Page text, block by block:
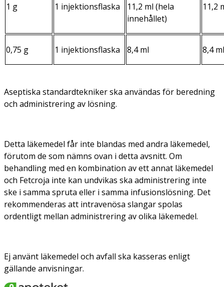
1 g 1 injektionsflaska
11,2 ml (hela
innehållet)
11,2
0,75 g 1 injektionsflaska 8,4 ml 8,4 ml
Aseptiska standardtekniker ska användas för beredning
och administrering av lösning.
Detta läkemedel får inte blandas med andra läkemedel,
förutom de som nämns ovan i detta avsnitt. Om
behandling med en kombination av ett annat läkemedel
och Fetcroja inte kan undvikas ska administrering inte
ske i samma spruta eller i samma infusionslösning. Det
rekommenderas att intravenösa slangar spolas
ordentligt mellan administrering av olika läkemedel.
Ej använt läkemedel och avfall ska kasseras enligt
gällande anvisningar.